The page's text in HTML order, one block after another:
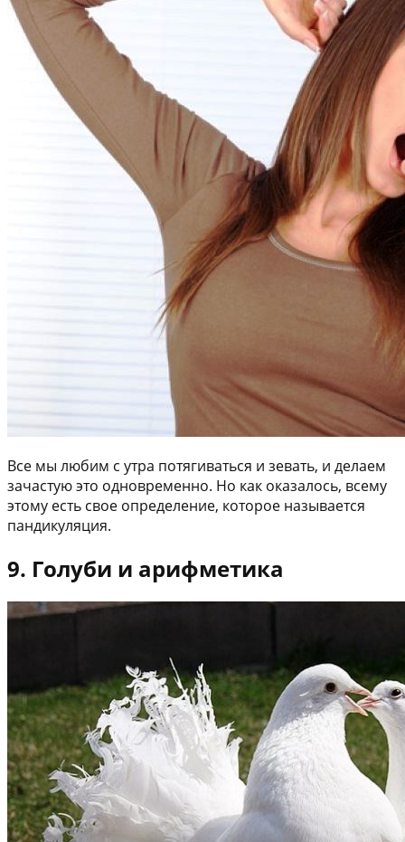
Все мы любим с утра потягиваться и зевать, и делаем
зачастую это одновременно. Но как оказалось, всему
этому есть свое определение, которое называется
пандикуляция.
9. Голуби и арифметика